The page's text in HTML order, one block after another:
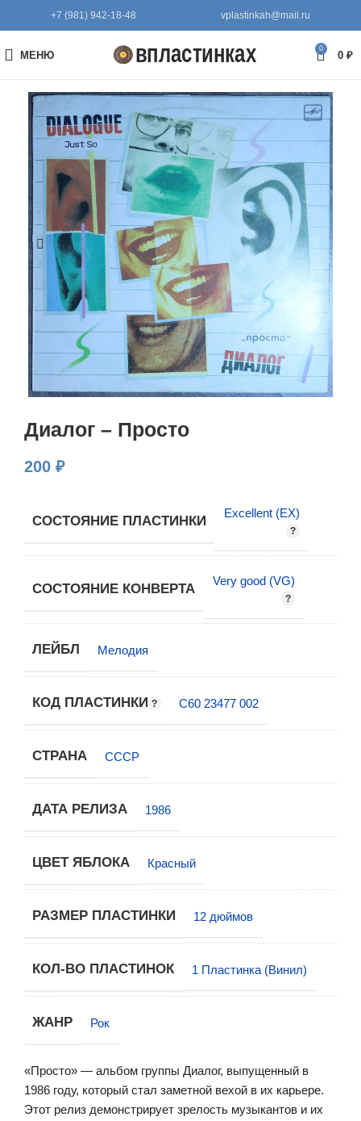
+7 (981) 942-18-48 vplastinkah@mail.ru
МЕНЮ
0
0 ₽
Диалог – Просто
200 ₽
СОСТОЯНИЕ ПЛАСТИНКИ
Excellent (EX)
СОСТОЯНИЕ КОНВЕРТА
Very good (VG)
ЛЕЙБЛ Мелодия
КОД ПЛАСТИНКИ C60 23477 002
СТРАНА СССР
ДАТА РЕЛИЗА 1986
ЦВЕТ ЯБЛОКА Красный
РАЗМЕР ПЛАСТИНКИ 12 дюймов
КОЛ-ВО ПЛАСТИНОК 1 Пластинка (Винил)
ЖАНР Рок
«Просто» — альбом группы Диалог, выпущенный в
1986 году, который стал заметной вехой в их карьере.
Этот релиз демонстрирует зрелость музыкантов и их